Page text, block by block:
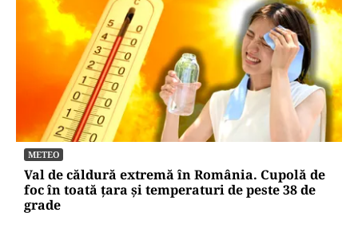
METEO
Val de căldură extremă în România. Cupolă de
foc în toată țara și temperaturi de peste 38 de
grade